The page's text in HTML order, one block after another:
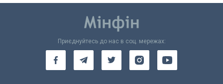
Приєднуйтесь до нас в соц. мережах: